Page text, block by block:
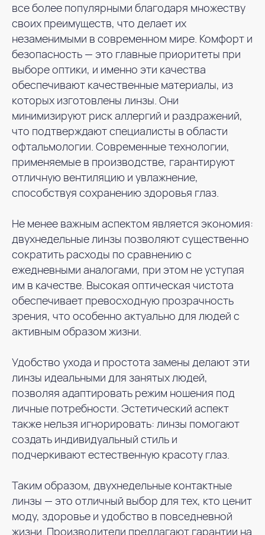
все более популярными благодаря множеству
своих преимуществ, что делает их
незаменимыми в современном мире. Комфорт и
безопасность — это главные приоритеты при
выборе оптики, и именно эти качества
обеспечивают качественные материалы, из
которых изготовлены линзы. Они
минимизируют риск аллергий и раздражений,
что подтверждают специалисты в области
офтальмологии. Современные технологии,
применяемые в производстве, гарантируют
отличную вентиляцию и увлажнение,
способствуя сохранению здоровья глаз.
Не менее важным аспектом является экономия:
двухнедельные линзы позволяют существенно
сократить расходы по сравнению с
ежедневными аналогами, при этом не уступая
им в качестве. Высокая оптическая чистота
обеспечивает превосходную прозрачность
зрения, что особенно актуально для людей с
активным образом жизни.
Удобство ухода и простота замены делают эти
линзы идеальными для занятых людей,
позволяя адаптировать режим ношения под
личные потребности. Эстетический аспект
также нельзя игнорировать: линзы помогают
создать индивидуальный стиль и
подчеркивают естественную красоту глаз.
Таким образом, двухнедельные контактные
линзы — это отличный выбор для тех, кто ценит
моду, здоровье и удобство в повседневной
жизни. Производители предлагают гарантии на